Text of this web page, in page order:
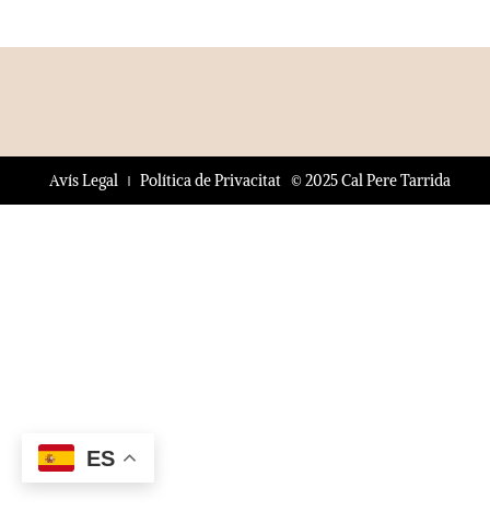
© 2025 Cal Pere Tarrida
Avís Legal Política de Privacitat
ES